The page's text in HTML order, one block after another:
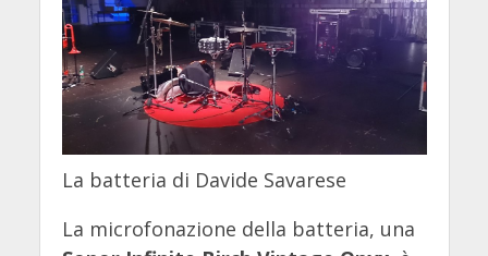
La batteria di Davide Savarese
La microfonazione della batteria, una